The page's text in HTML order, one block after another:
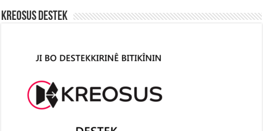
KREOSUS DESTEK